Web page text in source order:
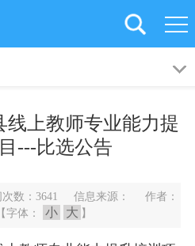
线上教师专业能力提
---比选公告
次数：3641 信息来源： 作者：
体：
小 大 】